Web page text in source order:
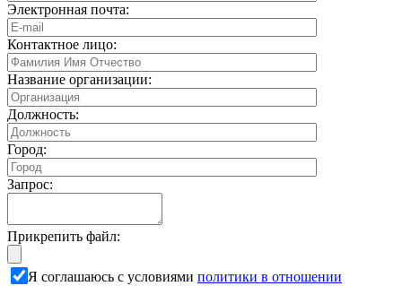
Электронная почта:
Контактное лицо:
Название организации:
Должность:
Город:
Запрос:
Прикрепить файл:
Я соглашаюсь с условиями политики в отношении